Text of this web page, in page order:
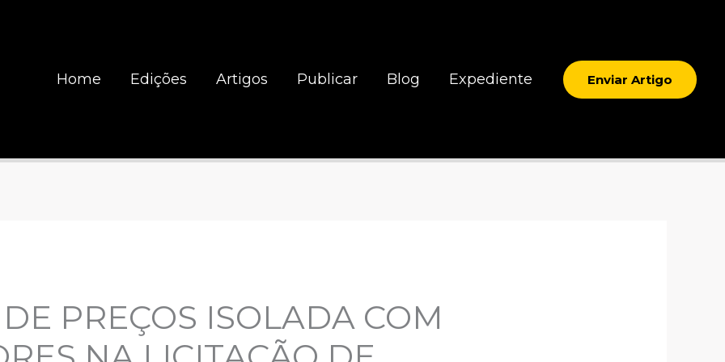
Home Edições Artigos Publicar Blog Expediente Enviar Artigo
PREÇOS ISOLADA COM